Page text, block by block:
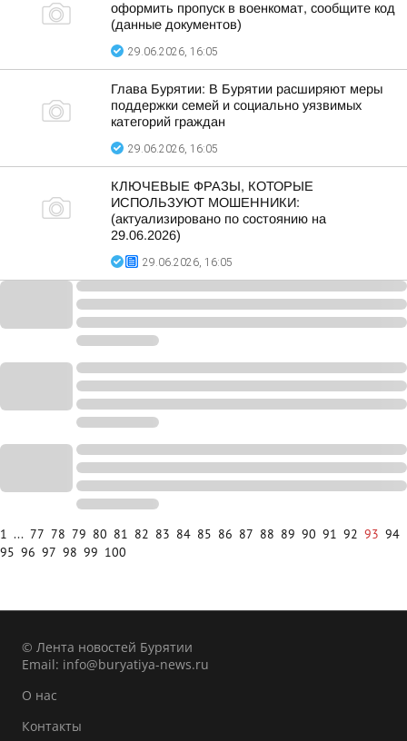
оформить пропуск в военкомат, сообщите код
(данные документов)
29.06.2026, 16:05
Глава Бурятии: В Бурятии расширяют меры
поддержки семей и социально уязвимых
категорий граждан
29.06.2026, 16:05
КЛЮЧЕВЫЕ ФРАЗЫ, КОТОРЫЕ
ИСПОЛЬЗУЮТ МОШЕННИКИ:
(актуализировано по состоянию на
29.06.2026)
29.06.2026, 16:05
1 ... 77 78 79 80 81 82 83 84 85 86 87 88 89 90 91 92 93 94
95 96 97 98 99 100
© Лента новостей Бурятии
Email: info@buryatiya-news.ru
О нас
Контакты